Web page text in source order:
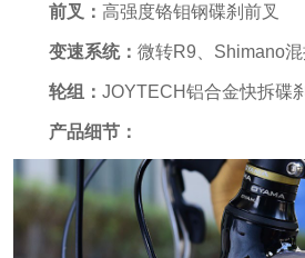
前叉： 高强度铬钼钢碟刹前叉
变速系统： 微转R9、Shimano
轮组： JOYTECH铝合金快拆碟
产品细节：